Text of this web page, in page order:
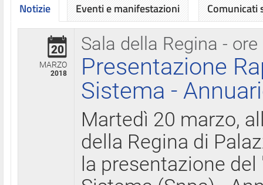
Notizie
Sala della Regina - ore
20
MARZO
2018
Presentazione
Sistema -
Martedì 20 marzo,
della Regina di
la presentazione
Eventi e manifestazioni Comunicati